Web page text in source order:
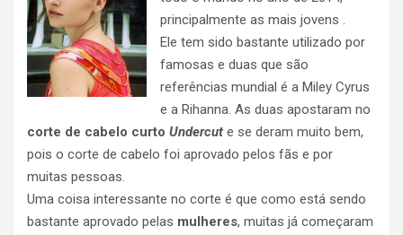
principalmente as mais jovens .
Ele tem sido bastante utilizado por
famosas e duas que são
referências mundial é a Miley Cyrus
e a Rihanna. As duas apostaram no
corte de cabelo curto Undercut e se deram muito bem,
pois o corte de cabelo foi aprovado pelos fãs e por
muitas pessoas.
Uma coisa interessante no corte é que como está sendo
bastante aprovado pelas mulheres, muitas já começaram